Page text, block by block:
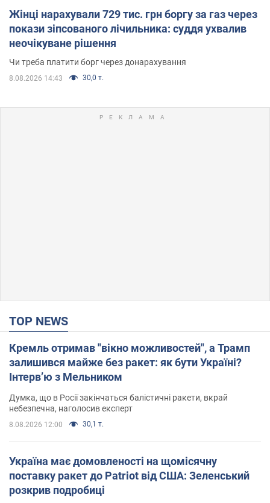
Жінці нарахували 729 тис. грн боргу за газ через
покази зіпсованого лічильника: суддя ухвалив
неочікуване рішення
Чи треба платити борг через донарахування
8.08.2026 14:43 30,0 т.
TOP NEWS
Кремль отримав "вікно можливостей", а Трамп
залишився майже без ракет: як бути Україні?
Інтерв’ю з Мельником
Думка, що в Росії закінчаться балістичні ракети, вкрай
небезпечна, наголосив експерт
8.08.2026 12:00 30,1 т.
Україна має домовленості на щомісячну
поставку ракет до Patriot від США: Зеленський
розкрив подробиці